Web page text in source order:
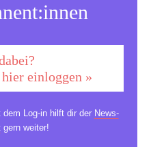
einloggen »
dem Log-in hilft dir der News-
gern weiter!